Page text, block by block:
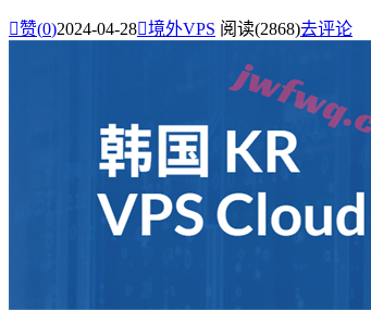
赞(0)2024-04-28境外VPS 阅读(2868)去评论